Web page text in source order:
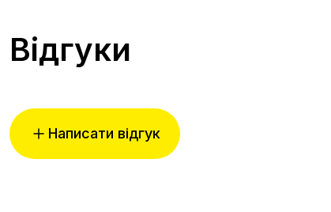
Відгуки
Написати відгук